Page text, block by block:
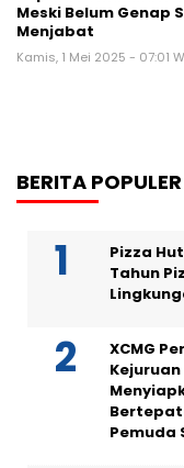
Meski Belum Genap
Menjabat
Kamis, 1 Mei 2025 - 07:01
BERITA POPULER
Pizza
Tahun
XCMG
Pemuda